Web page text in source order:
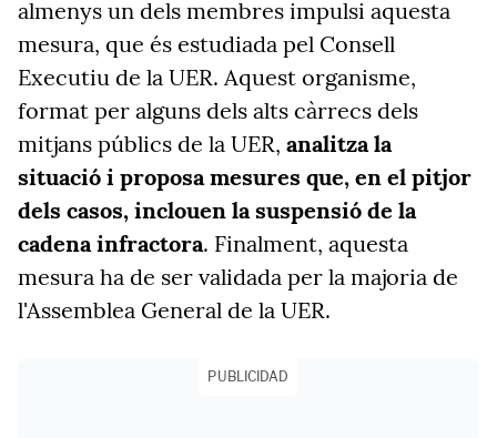
almenys un dels membres impulsi aquesta
mesura, que és estudiada pel Consell
Executiu de la UER. Aquest organisme,
format per alguns dels alts càrrecs dels
mitjans públics de la UER, analitza la
situació i proposa mesures que, en el pitjor
dels casos, inclouen la suspensió de la
cadena infractora. Finalment, aquesta
mesura ha de ser validada per la majoria de
l'Assemblea General de la UER.
PUBLICIDAD